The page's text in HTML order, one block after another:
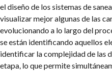
el diseño de los sistemas de
visualizar mejor algunas de las
evolucionando a lo largo del
se están identificando aquellos
identificar la complejidad de las
etapa, lo que permite